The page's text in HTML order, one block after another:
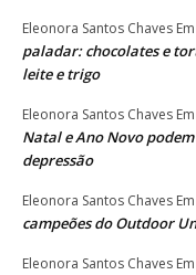
Eleonora Santos Chaves Em
paladar: chocolates e
leite e trigo
Eleonora Santos Chaves Em
Natal e Ano Novo
depressão
Eleonora Santos Chaves Em
campeões do Outdoor
Eleonora Santos Chaves Em